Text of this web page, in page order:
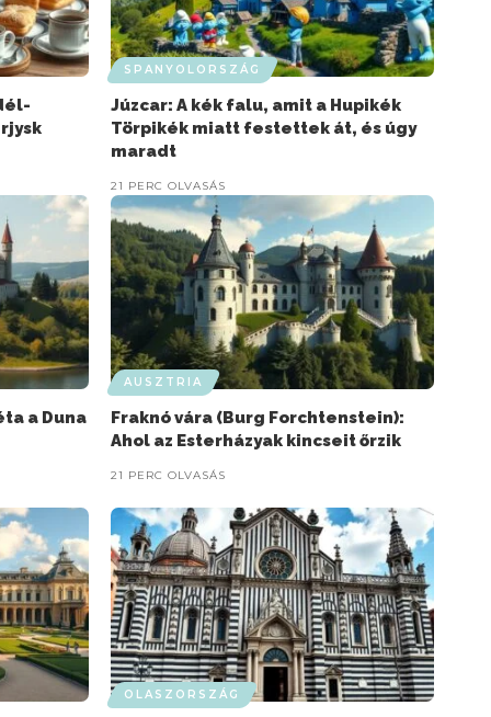
SPANYOLORSZÁG
Júzcar: A kék falu, amit a Hupikék
Törpikék miatt festettek át, és úgy
maradt
21 PERC OLVASÁS
a Duna
AUSZTRIA
Fraknó vára (Burg Forchtenstein):
Ahol az Esterházyak kincseit őrzik
21 PERC OLVASÁS
OLASZORSZÁG